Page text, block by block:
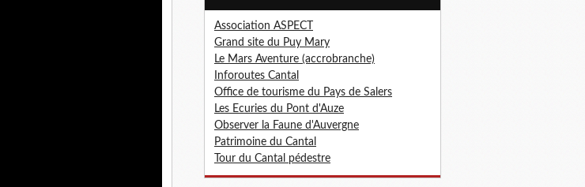
Association ASPECT
Grand site du Puy Mary
Le Mars Aventure (accrobranche)
Inforoutes Cantal
Office de tourisme du Pays de Salers
Les Ecuries du Pont d'Auze
Observer la Faune d'Auvergne
Patrimoine du Cantal
Tour du Cantal pédestre